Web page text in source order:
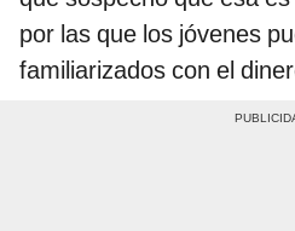
por las que los jóvenes
familiarizados con el